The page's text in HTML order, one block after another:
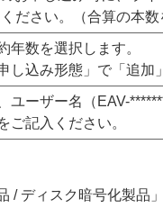
ださい。（合算の本数
年数を選択します。
し込み形態」で「追加
ユーザー名（EAV-
ご記入ください。
/ ディスク暗号化製